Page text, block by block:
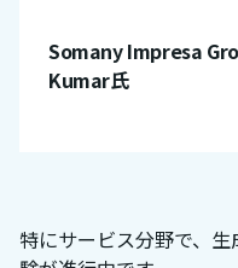
Somany Impresa
Kumar氏
特にサービス分野で、